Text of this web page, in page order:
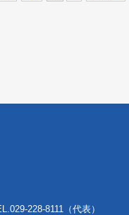
228-8111（代表）